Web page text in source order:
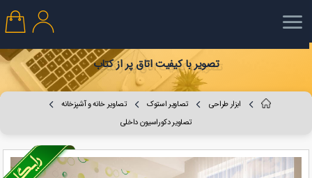
تصویر با کیفیت اتاق پر از کتاب
ابزار طراحی تصاویر استوک
تصاویر خانه و آشپزخانه
تصاویر دکوراسیون داخلی